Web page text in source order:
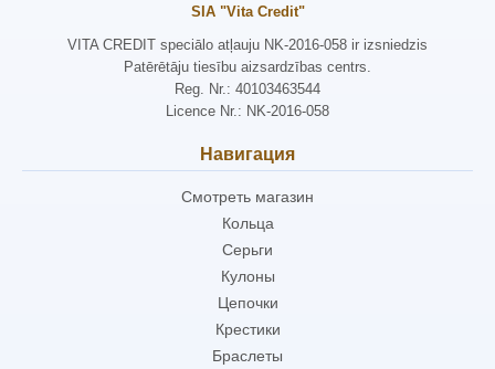
SIA "Vita Credit"
VITA CREDIT speciālo atļauju NK-2016-058 ir izsniedzis
Patērētāju tiesību aizsardzības centrs.
Reg. Nr.: 40103463544
Licence Nr.: NK-2016-058
Навигация
Смотреть магазин
Кольца
Серьги
Кулоны
Цепочки
Крестики
Браслеты